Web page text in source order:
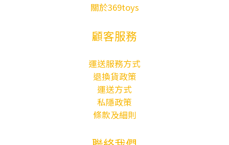
關於369toys
顧客服務
運送服務方式
退換貨政策
運送方式
私隱政策
條款及細則